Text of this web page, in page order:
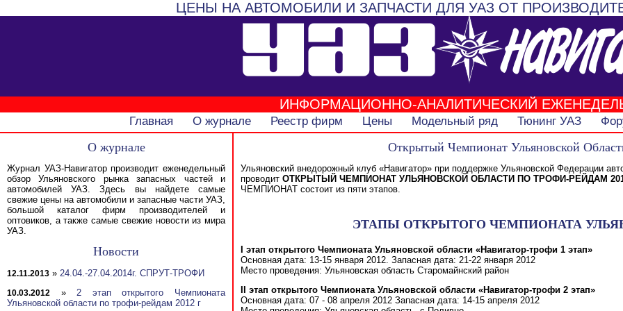
ЦЕНЫ НА АВТОМОБИЛИ И ЗАПЧАСТИ ДЛЯ УАЗ ОТ
ИНФОРМАЦИОННО-АНАЛИТИЧЕСКИЙ
Главная О журнале Реестр фирм Цены Модельный ряд Тюнинг УАЗ
О журнале
Журнал УАЗ-Навигатор производит еженедельный
обзор Ульяновского рынка запасных частей и
автомобилей УАЗ. Здесь вы найдете самые
свежие цены на автомобили и запасные части УАЗ,
большой каталог фирм производителей и
оптовиков, а также самые свежие новости из мира
УАЗ.
Новости
12.11.2013 » 24.04.-27.04.2014г. СПРУТ-ТРОФИ
10.03.2012 » 2 этап открытого Чемпионата
Ульяновской области по трофи-рейдам 2012 г
Открытый Чемпионат Ульяновской
Ульяновский внедорожный клуб «Навигатор» при поддержке Ульяновской Федерации
проводит ОТКРЫТЫЙ ЧЕМПИОНАТ УЛЬЯНОВСКОЙ ОБЛАСТИ ПО ТРОФИ-РЕЙДАМ
ЧЕМПИОНАТ состоит из пяти этапов.
ЭТАПЫ ОТКРЫТОГО ЧЕМПИОНАТА
I этап открытого Чемпионата Ульяновской области «Навигатор-трофи 1 этап»
Основная дата: 13-15 января 2012. Запасная дата: 21-22 января 2012
Место проведения: Ульяновская область Старомайнский район
II этап открытого Чемпионата Ульяновской области «Навигатор-трофи 2 этап»
Основная дата: 07 - 08 апреля 2012 Запасная дата: 14-15 апреля 2012